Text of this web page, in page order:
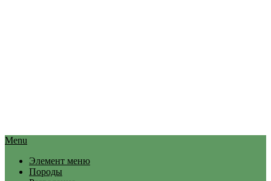
Menu
Элемент меню
Породы